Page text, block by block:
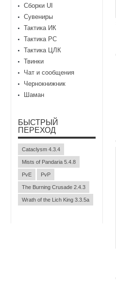
Сборки UI
Сувениры
Тактика ИК
Тактика РС
Тактика ЦЛК
Твинки
Чат и сообщения
Чернокнижник
Шаман
БЫСТРЫЙ
ПЕРЕХОД
Cataclysm 4.3.4
Mists of Pandaria 5.4.8
PvE PvP
The Burning Crusade 2.4.3
Wrath of the Lich King 3.3.5a